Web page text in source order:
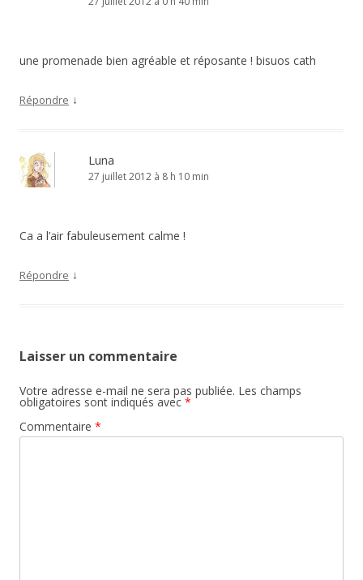
une promenade bien agréable et réposante ! bisuos cath
Répondre ↓
Luna
27 juillet 2012 à 8 h 10 min
Ca a l’air fabuleusement calme !
Répondre ↓
Laisser un commentaire
Votre adresse e-mail ne sera pas publiée. Les champs
obligatoires sont indiqués avec *
Commentaire *